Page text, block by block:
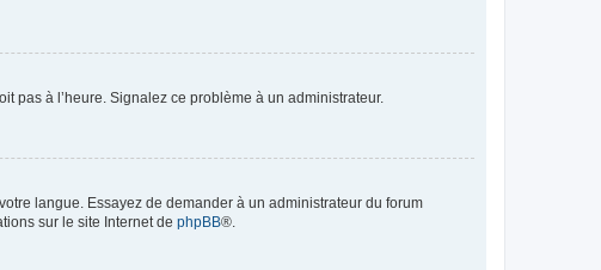
pas à l’heure. Signalez ce problème à un administrateur.
langue. Essayez de demander à un administrateur du forum
sur le site Internet de phpBB®.